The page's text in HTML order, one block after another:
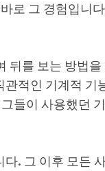
로 그 경험입니
뒤를 보는 방법을
관적인 기계적 기
들이 사용했던
. 그 이후 모든